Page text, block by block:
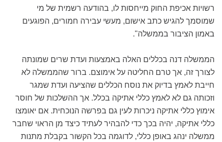
רשויות אכיפת החוק מייחסות לו, בהודעה רשמית של מי
שמוסמך להגיש כתב אישום, מעשי עבירה חמורים, הפוגעים
באמון הציבור בממשלה".
הממשלה דנה בכללים האלה באמצעות ועדת שרים שמונתה
לצורך זה, אך טרם החליטה על אימוצם. ברור שהממשלה לא
חייבת לאמץ בדיוק את נוסח הכללים שהציעה ועדת שמגר
וזכותה גם לא לאמץ כללי אתיקה בכלל. אך ההשלכות של חוסר
אימוץ כללי אתיקה ניכרות לעין גם בפרשה הנוכחית. אם יאומצו
כללי אתיקה, יהיה בכך כדי להבהיר לעתיד כיצד מן הראוי שחבר
ממשלה ינהג באופן כללי, לדוגמה בכל הקשור בקבלת מתנות